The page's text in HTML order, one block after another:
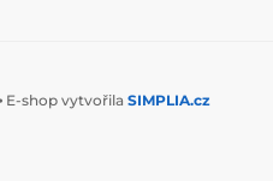
E-shop vytvořila SIMPLIA.cz